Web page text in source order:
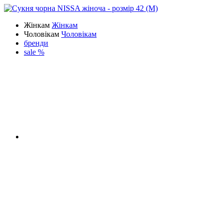
Жінкам Жінкам
Чоловікам Чоловікам
бренди
sale %